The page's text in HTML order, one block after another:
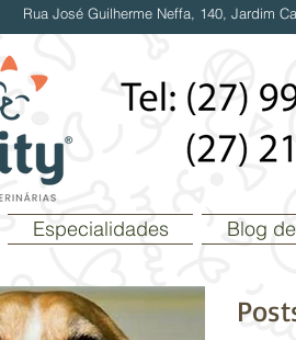
Rua José Guilherme Neffa, 140, Jardim
Especialidades Blog